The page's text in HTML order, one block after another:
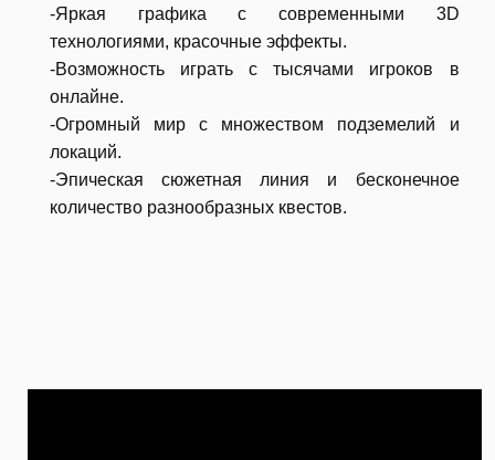
-Яркая графика с современными 3D
технологиями, красочные эффекты.
-Возможность играть с тысячами игроков в
онлайне.
-Огромный мир с множеством подземелий и
локаций.
-Эпическая сюжетная линия и бесконечное
количество разнообразных квестов.